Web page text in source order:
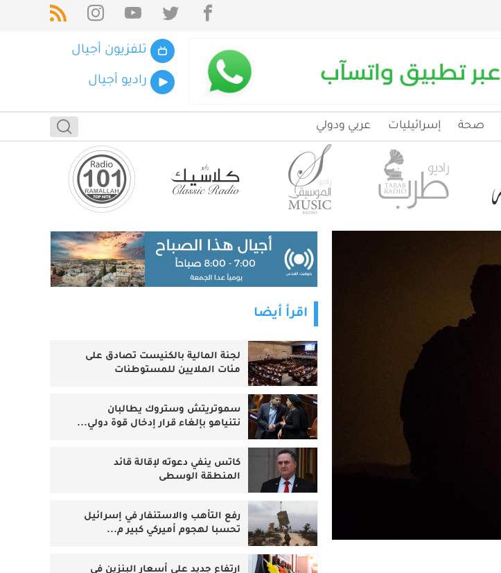
تلفزيون أجيال
راديو أجيال
صحة إسرائيليات عربي ودولي
اقرأ أيضا
لجنة المالية بالكنيست تصادق على
مئات الملايين للمستوطنات
سموتريتش وستروك يطالبان
نتنياهو بإلغاء قرار إدخال قوة دولي...
كاتس ينفي دعوته لإقالة قائد
المنطقة الوسطى
رفع التأهب والاستنفار في إسرائيل
تحسبا لهجوم أميركي كبير م...
ارتفاع جديد على أسعار البنزين في